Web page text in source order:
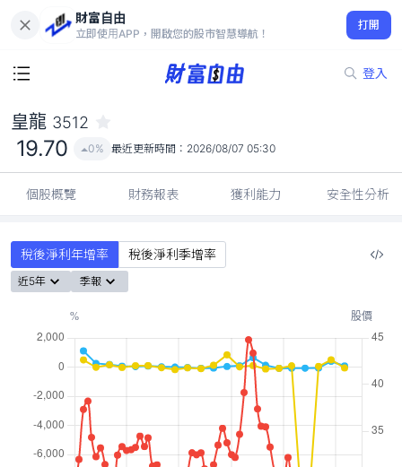
財富自由
立即使用APP，開啟您的股市智慧導航！
打開
登入
19.70
0%
皇龍 3512
19.70 0% 最近更新時間： 2026/08/07 05:30
個股概覽 財務報表 獲利能力 安全性分析
稅後淨利年增率 稅後淨利季增率
近5年 季報